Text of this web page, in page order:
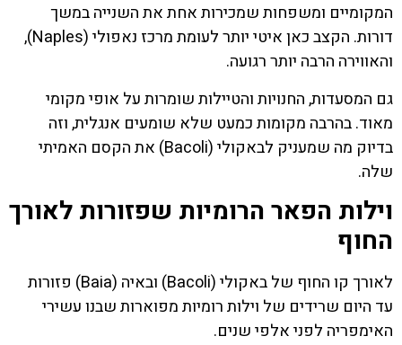
המקומיים ומשפחות שמכירות אחת את השנייה במשך
דורות. הקצב כאן איטי יותר לעומת מרכז נאפולי (Naples),
והאווירה הרבה יותר רגועה.
גם המסעדות, החנויות והטיילות שומרות על אופי מקומי
מאוד. בהרבה מקומות כמעט שלא שומעים אנגלית, וזה
בדיוק מה שמעניק לבאקולי (Bacoli) את הקסם האמיתי
שלה.
וילות הפאר הרומיות שפזורות לאורך
החוף
לאורך קו החוף של באקולי (Bacoli) ובאיה (Baia) פזורות
עד היום שרידים של וילות רומיות מפוארות שבנו עשירי
האימפריה לפני אלפי שנים.